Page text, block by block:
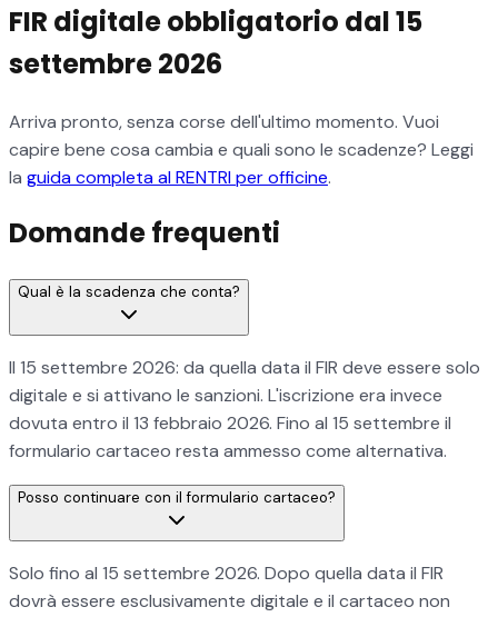
FIR digitale obbligatorio dal 15
settembre 2026
Arriva pronto, senza corse dell'ultimo momento. Vuoi
capire bene cosa cambia e quali sono le scadenze? Leggi
la guida completa al RENTRI per officine.
Domande frequenti
Qual è la scadenza che conta?
Il 15 settembre 2026: da quella data il FIR deve essere solo
digitale e si attivano le sanzioni. L'iscrizione era invece
dovuta entro il 13 febbraio 2026. Fino al 15 settembre il
formulario cartaceo resta ammesso come alternativa.
Posso continuare con il formulario cartaceo?
Solo fino al 15 settembre 2026. Dopo quella data il FIR
dovrà essere esclusivamente digitale e il cartaceo non